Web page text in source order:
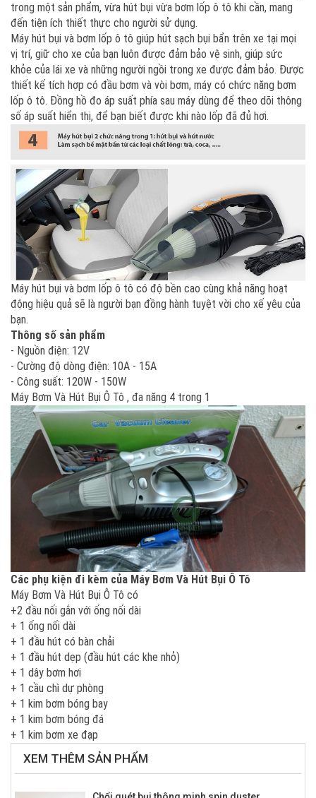
trong một sản phẩm, vừa hút bụi vừa bơm lốp ô tô khi cần, mang
đến tiện ích thiết thực cho người sử dụng.
Máy hút bụi và bơm lốp ô tô giúp hút sạch bụi bẩn trên xe tại mọi
vị trí, giữ cho xe của bạn luôn được đảm bảo vệ sinh, giúp sức
khỏe của lái xe và những người ngồi trong xe được đảm bảo. Được
thiết kế tích hợp có đầu bơm và vòi bơm, máy có chức năng bơm
lốp ô tô. Đồng hồ đo áp suất phía sau máy dùng để theo dõi thông
số áp suất hiển thị, để bạn biết được khi nào lốp đã đủ hơi.
Máy hút bụi và bơm lốp ô tô có độ bền cao cùng khả năng hoạt
động hiệu quả sẽ là người bạn đồng hành tuyệt vời cho xế yêu của
bạn.
Thông số sản phẩm
- Nguồn điện: 12V
- Cường độ dòng điện: 10A - 15A
- Công suất: 120W - 150W
Máy Bơm Và Hút Bụi Ô Tô , đa năng 4 trong 1
Các phụ kiện đi kèm của Máy Bơm Và Hút Bụi Ô Tô
Máy Bơm Và Hút Bụi Ô Tô có
+2 đầu nối gắn với ống nối dài
+ 1 ống nối dài
+ 1 đầu hút có bàn chải
+ 1 đầu hút dẹp (đầu hút các khe nhỏ)
+ 1 dây bơm hơi
+ 1 cầu chì dự phòng
+ 1 kim bơm bóng bay
+ 1 kim bơm bóng đá
+ 1 kim bơm xe đạp
XEM THÊM SẢN PHẨM